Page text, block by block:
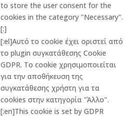
to store the user consent for the
cookies in the category "Necessary".
[:]
[:el]Αυτό το cookie έχει οριστεί από
το plugin συγκατάθεσης Cookie
GDPR. Το cookie χρησιμοποιείται
για την αποθήκευση της
συγκατάθεσης χρήστη για τα
cookies στην κατηγορία "Άλλο".
[:en]This cookie is set by GDPR